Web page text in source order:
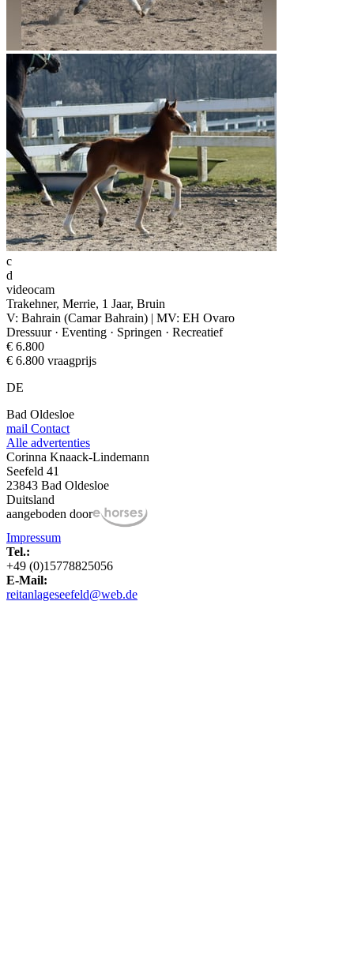
c
d
videocam
Trakehner, Merrie, 1 Jaar, Bruin
V: Bahrain (Camar Bahrain) | MV: EH Ovaro
Dressuur · Eventing · Springen · Recreatief
€ 6.800
€ 6.800 vraagprijs
DE
Bad Oldesloe
mail Contact
Alle advertenties
Corinna Knaack-Lindemann
Seefeld 41
23843 Bad Oldesloe
Duitsland
aangeboden door
Impressum
Tel.:
+49 (0)15778825056
E-Mail:
reitanlageseefeld@web.de